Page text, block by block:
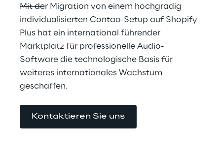
Mit der Migration von einem hochgradig
individualisierten Contao-Setup auf Shopify
Plus hat ein international führender
Marktplatz für professionelle Audio-
Software die technologische Basis für
weiteres internationales Wachstum
geschaffen.
Kontaktieren Sie uns